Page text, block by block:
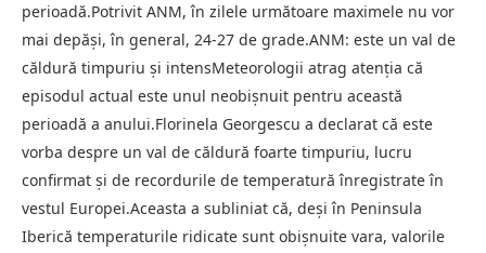
perioadă.Potrivit ANM, în zilele următoare maximele nu vor
mai depăși, în general, 24-27 de grade.ANM: este un val de
căldură timpuriu și intensMeteorologii atrag atenția că
episodul actual este unul neobișnuit pentru această
perioadă a anului.Florinela Georgescu a declarat că este
vorba despre un val de căldură foarte timpuriu, lucru
confirmat și de recordurile de temperatură înregistrate în
vestul Europei.Aceasta a subliniat că, deși în Peninsula
Iberică temperaturile ridicate sunt obișnuite vara, valorile